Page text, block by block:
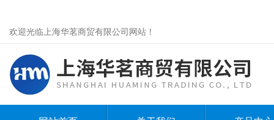
欢迎光临上海华茗商贸有限公司网站！